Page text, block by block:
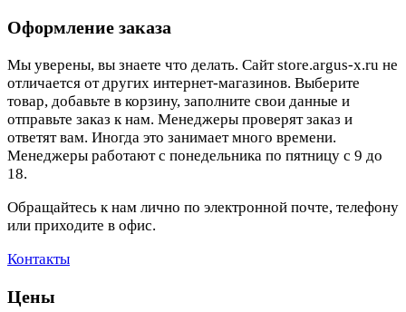
Оформление заказа
Мы уверены, вы знаете что делать. Сайт store.argus-x.ru не
отличается от других интернет-магазинов. Выберите
товар, добавьте в корзину, заполните свои данные и
отправьте заказ к нам. Менеджеры проверят заказ и
ответят вам. Иногда это занимает много времени.
Менеджеры работают с понедельника по пятницу с 9 до
18.
Обращайтесь к нам лично по электронной почте, телефону
или приходите в офис.
Контакты
Цены